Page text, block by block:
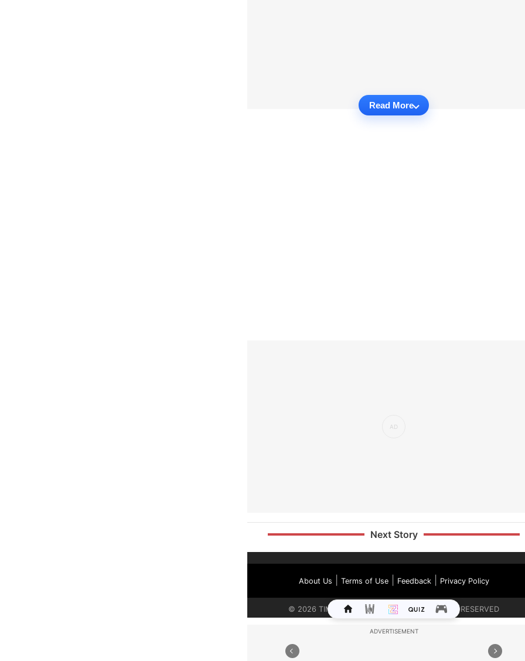
Read More
Next Story
About Us Terms of Use| Feedback| Privacy Policy
© 2026 TIMES INTERNET LIMITED. ALL RIGHTS RESERVED